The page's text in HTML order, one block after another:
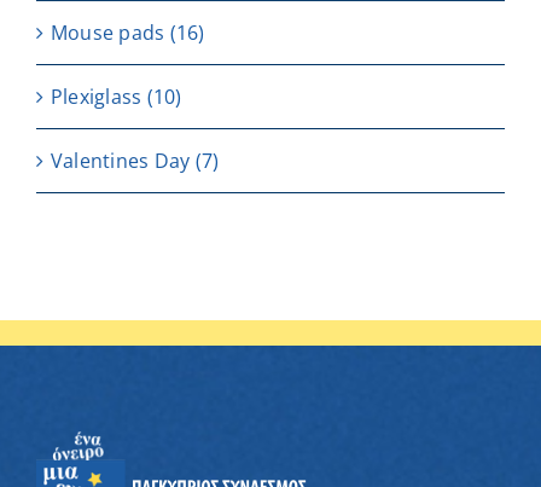
Μouse pads (16)
Plexiglass (10)
Valentines Day (7)